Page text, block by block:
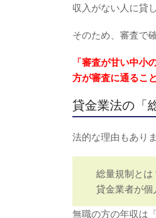
収入がない人に貸
そのため、審査で
「審査が甘い中
方が審査に通るこ
貸金業法の「
法的な理由もあり
総量規制とは
貸金業者が個
無職の方の年収は